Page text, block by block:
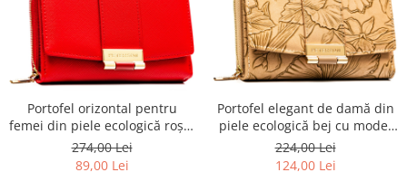
Portofel orizontal pentru
femei din piele ecologică roșie
- Peterson PTR-PTN 0015-SAF-
9402 RE
274,00 Lei
89,00 Lei
Portofel elegant de damă din
piele ecologică bej cu model
floral - Peterson
224,00 Lei
124,00 Lei